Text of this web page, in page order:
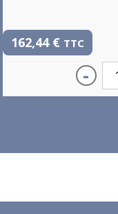
162,44 € TTC
-